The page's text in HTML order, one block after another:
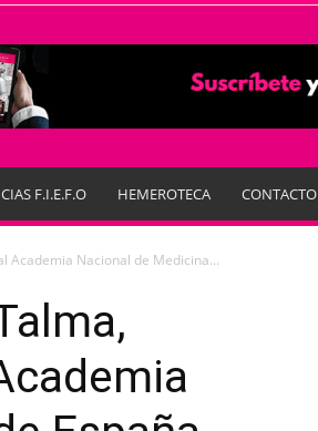
F.I.E.F.O HEMEROTECA CONTACTO
Academia Nacional de Medicina...